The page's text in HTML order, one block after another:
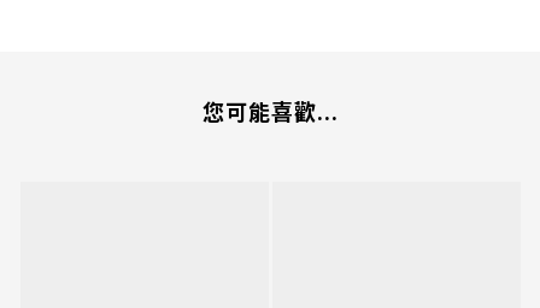
您可能喜歡...